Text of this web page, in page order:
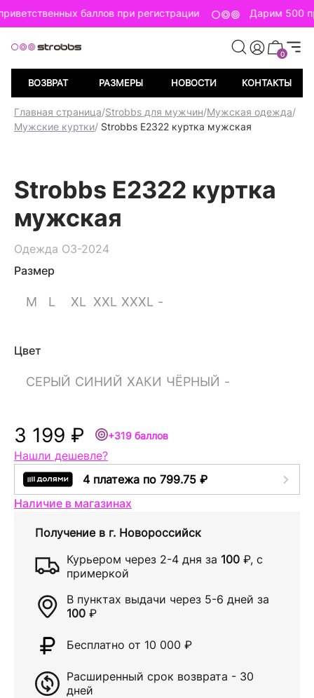
баллов при регистрации Дарим 500
0
ВОЗВРАТ РАЗМЕРЫ НОВОСТИ КОНТАКТЫ
Главная страница/Strobbs для мужчин/Мужская одежда/
Мужские куртки/ Strobbs E2322 куртка мужская
Strobbs E2322 куртка
мужская
Одежда ОЗ-2024
Размер
M L XL XXL XXXL -
Цвет
СЕРЫЙ СИНИЙ ХАКИ ЧЁРНЫЙ -
3 199 ₽ +319 баллов
Нашли дешевле?
4 платежа по 799.75 ₽
Наличие в магазинах
Получение в г. Новороссийск
Курьером через 2-4 дня за 100 ₽, с
примеркой
В пунктах выдачи через 5-6 дней за
100 ₽
Бесплатно от 10 000 ₽
Расширенный срок возврата - 30
дней